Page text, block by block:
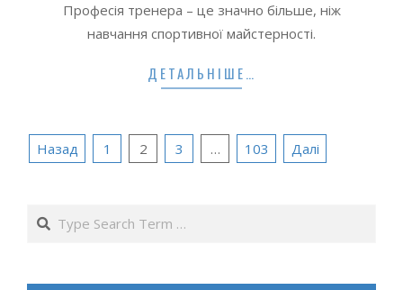
19
Професія тренера – це значно більше, ніж
навчання спортивної майстерності.
ДЕТАЛЬНІШЕ…
Пагінація
Назад 1 2 3 … 103 Далі
Search